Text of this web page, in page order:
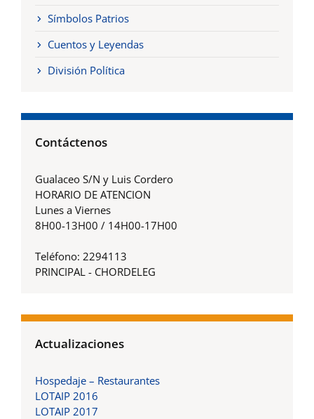
Símbolos Patrios
Cuentos y Leyendas
División Política
Contáctenos
Gualaceo S/N y Luis Cordero
HORARIO DE ATENCION
Lunes a Viernes
8H00-13H00 / 14H00-17H00
Teléfono: 2294113
PRINCIPAL - CHORDELEG
Actualizaciones
Hospedaje – Restaurantes
LOTAIP 2016
LOTAIP 2017